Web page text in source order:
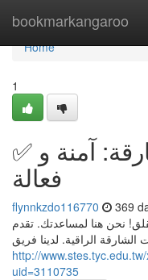
bookmarkangaroo
Home
Home
1
✅ تصليح ثلاجات الشارقة: آمنة و
فعالة
flynnkzdo116770 369
نحن هنا لمساعدتك. تقدم
الراقية. لدينا فريق
http://
uid=3110735